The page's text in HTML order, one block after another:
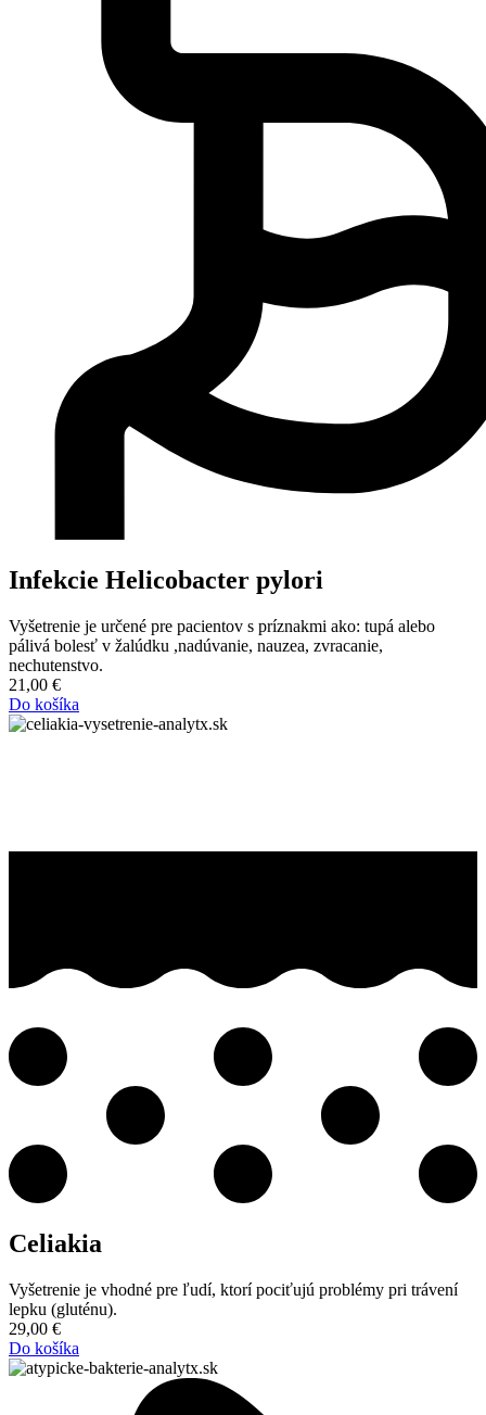
Infekcie Helicobacter pylori
Vyšetrenie je určené pre pacientov s príznakmi ako: tupá alebo
pálivá bolesť v žalúdku ,nadúvanie, nauzea, zvracanie,
nechutenstvo.
21,00 €
Do košíka
Celiakia
Vyšetrenie je vhodné pre ľudí, ktorí pociťujú problémy pri trávení
lepku (gluténu).
29,00 €
Do košíka